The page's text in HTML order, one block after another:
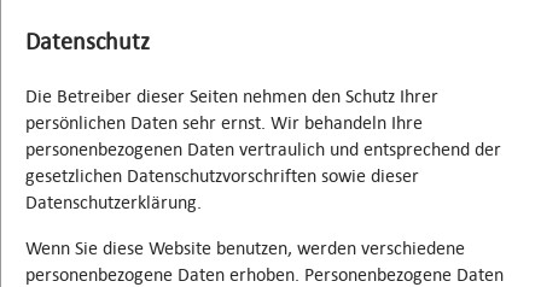
Datenschutz
Die Betreiber dieser Seiten nehmen den Schutz Ihrer
persönlichen Daten sehr ernst. Wir behandeln Ihre
personenbezogenen Daten vertraulich und entsprechend der
gesetzlichen Datenschutzvorschriften sowie dieser
Datenschutzerklärung.
Wenn Sie diese Website benutzen, werden verschiedene
personenbezogene Daten erhoben. Personenbezogene Daten